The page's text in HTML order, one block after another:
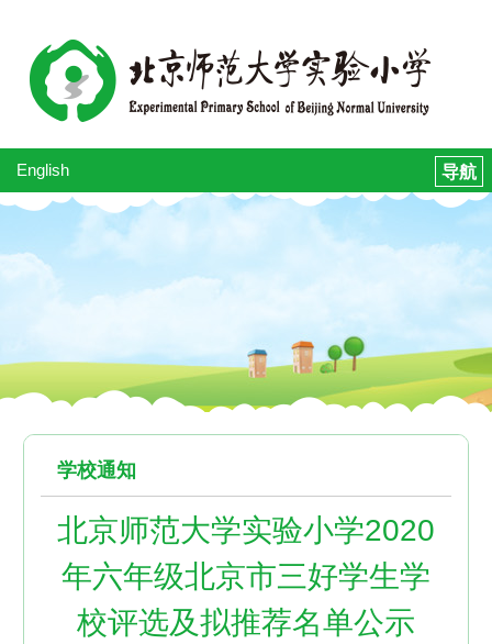
English
学校通知
北京师范大学实验小学2020
年六年级北京市三好学生学
校评选及拟推荐名单公示